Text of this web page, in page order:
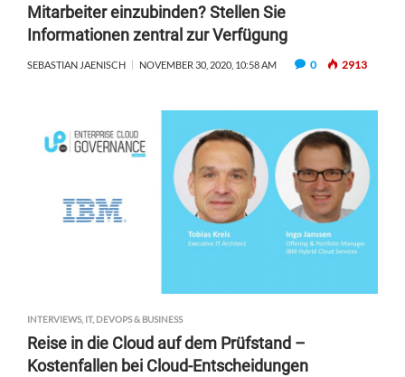
Mitarbeiter einzubinden? Stellen Sie
Informationen zentral zur Verfügung
SEBASTIAN JAENISCH NOVEMBER 30, 2020, 10:58 AM 0 2913
INTERVIEWS, IT, DEVOPS & BUSINESS
Reise in die Cloud auf dem Prüfstand –
Kostenfallen bei Cloud-Entscheidungen